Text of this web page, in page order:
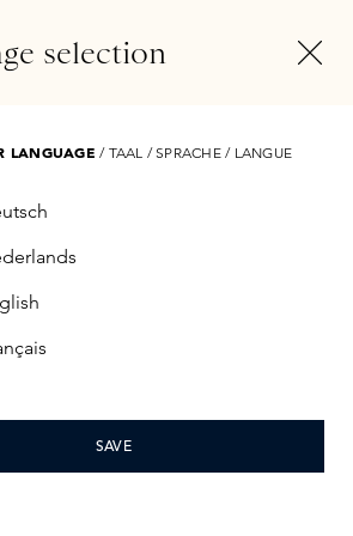
Skins Exclusives Skins Boxen
selection
LANGUAGE / TAAL / SPRACHE / LANGUE
SAVE